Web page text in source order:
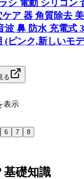
シ 電動 シリコン
ケア 器 角質除去
波 鼻 防水 充電式
(ピンク,新しいモ
る
表示
6 7 8
基礎知識